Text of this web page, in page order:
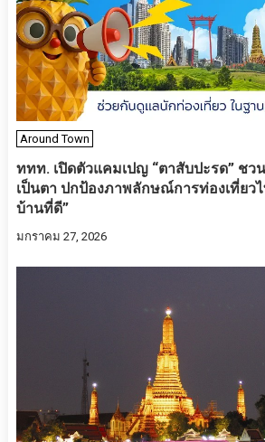
Around Town
ททท. เปิดตัวแคมเปญ “ตาสับปะรด” ชว
เป็นตา ปกป้องภาพลักษณ์การท่องเที่ยวไ
บ้านที่ดี”
มกราคม 27, 2026